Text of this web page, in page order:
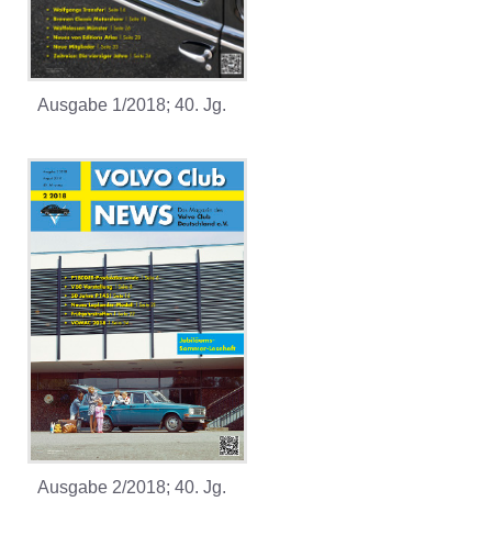
Ausgabe 1/2018; 40. Jg.
Ausgabe 2/2018; 40. Jg.